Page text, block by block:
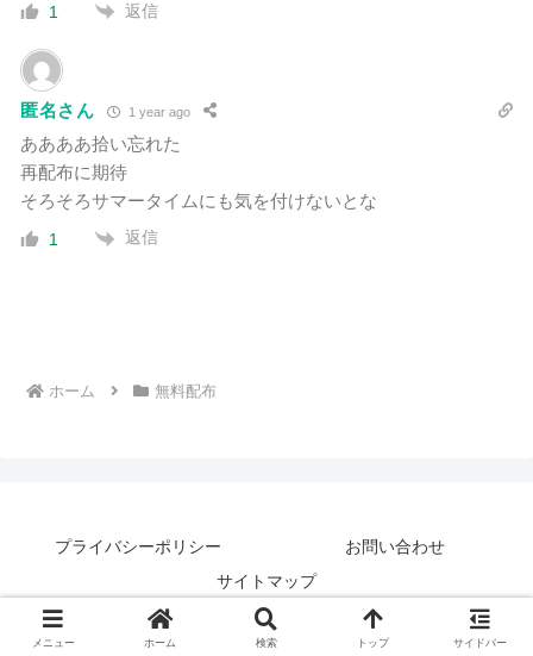
1 返信
匿名さん 1 year ago
ああああ拾い忘れた
再配布に期待
そろそろサマータイムにも気を付けないとな
1 返信
ホーム 無料配布
プライバシーポリシー
お問い合わせ
サイトマップ
© 2018 ジュウシマツの鳥小屋.
メニュー ホーム 検索 トップ サイドバー